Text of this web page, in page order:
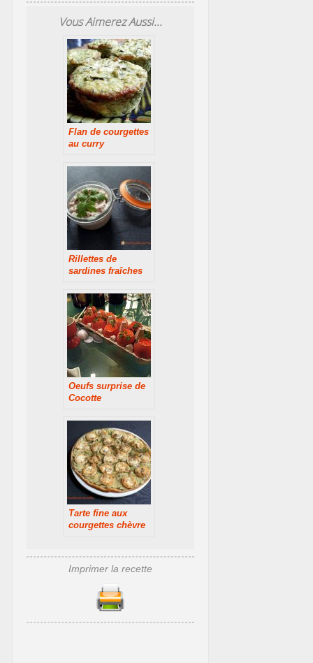
Vous Aimerez Aussi...
Flan de courgettes
au curry
Rillettes de
sardines fraîches
Oeufs surprise de
Cocotte
Tarte fine aux
courgettes chèvre
Imprimer la recette